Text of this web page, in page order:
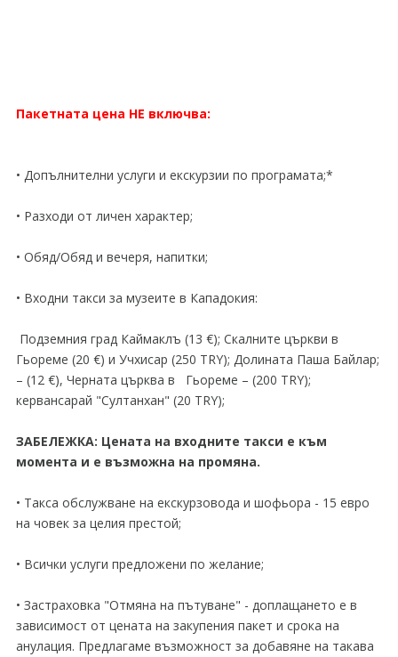
Пакетната цена НЕ включва:
• Допълнителни услуги и екскурзии по програмата;*
• Разходи от личен характер;
• Обяд/Обяд и вечеря, напитки;
• Входни такси за музеите в Кападокия:
Подземния град Каймаклъ (13 €); Скалните църкви в
Гьореме (20 €) и Учхисар (250 TRY); Долината Паша Байлар;
– (12 €), Черната църква в Гьореме – (200 TRY);
кервансарай "Султанхан" (20 TRY);
ЗАБЕЛЕЖКА: Цената на входните такси е към
момента и е възможна на промяна.
• Такса обслужване на екскурзовода и шофьора - 15 евро
на човек за целия престой;
• Всички услуги предложени по желание;
• Застраховка "Отмяна на пътуване" - доплащането е в
зависимост от цената на закупения пакет и срока на
анулация. Предлагаме възможност за добавяне на такава